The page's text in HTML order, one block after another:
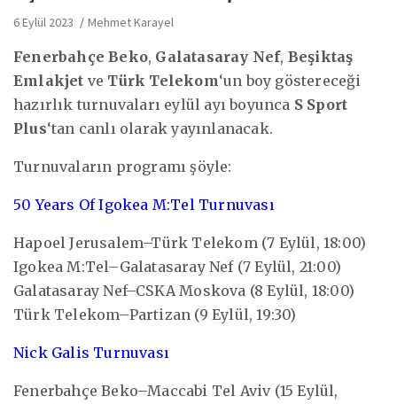
6 Eylül 2023 Mehmet Karayel
Fenerbahçe Beko, Galatasaray Nef, Beşiktaş
Emlakjet ve Türk Telekom‘un boy göstereceği
hazırlık turnuvaları eylül ayı boyunca S Sport
Plus‘tan canlı olarak yayınlanacak.
Turnuvaların programı şöyle:
50 Years Of Igokea M:Tel Turnuvası
Hapoel Jerusalem–Türk Telekom (7 Eylül, 18:00)
Igokea M:Tel–Galatasaray Nef (7 Eylül, 21:00)
Galatasaray Nef–CSKA Moskova (8 Eylül, 18:00)
Türk Telekom–Partizan (9 Eylül, 19:30)
Nick Galis Turnuvası
Fenerbahçe Beko–Maccabi Tel Aviv (15 Eylül,